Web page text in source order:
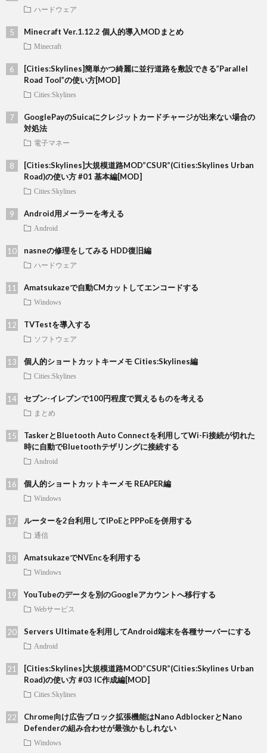
ハードウェア
Minecraft Ver.1.12.2 個人的導入MODまとめ
Minecraft
[Cities:Skylines]簡単かつ綺麗に並行道路を敷設できる”Parallel
Road Tool”の使い方[MOD]
Cities:Skylines
GooglePayのSuicaにクレジットカードチャージが出来ない場合の
対処法
電子マネー
[Cities:Skylines]大規模道路MOD”CSUR”(Cities:Skylines Urban
Road)の使い方 #01 基本編[MOD]
Cities:Skylines
Android用メーラーを考える
Android
nasneの修理をしてみる HDD復旧編
ハードウェア
Amatsukazeで自動CMカットしてエンコードする
Windows
TVTestを導入する
ソフトウェア
個人的ショートカットキーメモ Cities:Skylines編
Cities:Skylines
セブン-イレブンで100円程度で買えるものを考える
まとめ
TaskerとBluetooth Auto Connectを利用してWi-Fi接続が切れた
時に自動でBluetoothテザリングに接続する
Android
個人的ショートカットキーメモ REAPER編
Windows
ルーターを2台利用してIPoEとPPPoEを併用する
通信
AmatsukazeでNVEncを利用する
Windows
YouTubeのデータを別のGoogleアカウントへ移行する
Webサービス
Servers Ultimateを利用してAndroid端末を各種サーバーにする
Android
[Cities:Skylines]大規模道路MOD”CSUR”(Cities:Skylines Urban
Road)の使い方 #03 IC作成編[MOD]
Cities:Skylines
Chrome向け広告ブロック拡張機能はNano AdblockerとNano
Defenderの組み合わせが最強かもしれない
Windows